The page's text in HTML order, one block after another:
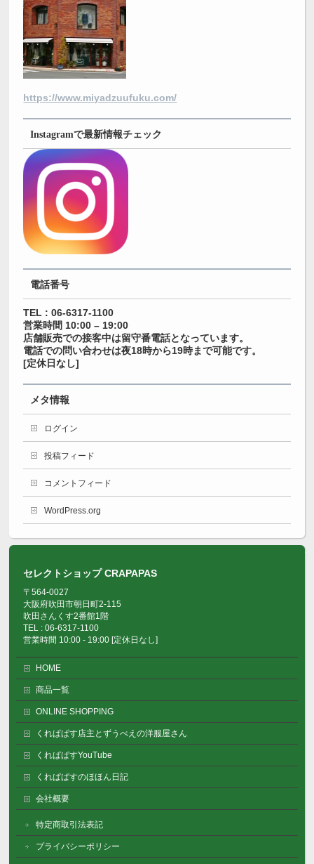
https://www.miyadzuufuku.com/
Instagramで最新情報チェック
電話番号
TEL : 06-6317-1100
営業時間 10:00 – 19:00
店舗販売での接客中は留守番電話となっています。
電話での問い合わせは夜18時から19時まで可能です。
[定休日なし]
メタ情報
ログイン
投稿フィード
コメントフィード
WordPress.org
セレクトショップ CRAPAPAS
〒564-0027
大阪府吹田市朝日町2-115
吹田さんくす2番館1階
TEL : 06-6317-1100
営業時間 10:00 - 19:00 [定休日なし]
HOME
商品一覧
ONLINE SHOPPING
くれぱぱす店主とずうべえの洋服屋さん
くれぱぱすYouTube
くれぱぱすのほほん日記
会社概要
特定商取引法表記
プライバシーポリシー